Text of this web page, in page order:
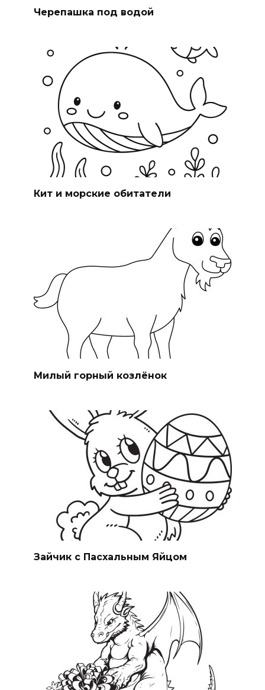
Черепашка под водой
Кит и морские обитатели
Милый горный козлёнок
Зайчик с Пасхальным Яйцом